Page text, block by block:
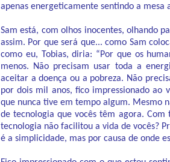
apenas energeticamente sentindo a
Sam está, com olhos inocentes, olhando
assim. Por que será que... como Sam
como eu, Tobias, diria: “Por que os
menos. Não precisam usar toda a
aceitar a doença ou a pobreza. Não
por dois mil anos, fico impressionado
que nunca tive em tempo algum. Mesmo
de tecnologia que vocês têm agora.
tecnologia não facilitou a vida de vocês?
é a simplicidade, mas por causa de onde